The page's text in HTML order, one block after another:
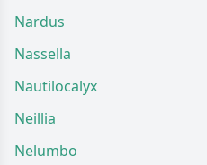
Nardus
Nassella
Nautilocalyx
Neillia
Nelumbo